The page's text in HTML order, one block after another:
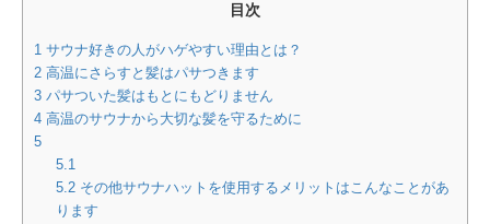
目次
1 サウナ好きの人がハゲやすい理由とは？
2 高温にさらすと髪はパサつきます
3 パサついた髪はもとにもどりません
4 高温のサウナから大切な髪を守るために
5
5.1
5.2その他サウナハットを使用するメリットはこんなことがあ
ります